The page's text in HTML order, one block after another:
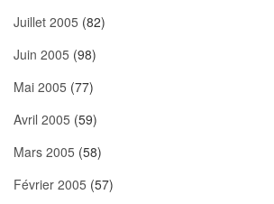
Juillet 2005 (82)
Juin 2005 (98)
Mai 2005 (77)
Avril 2005 (59)
Mars 2005 (58)
Février 2005 (57)